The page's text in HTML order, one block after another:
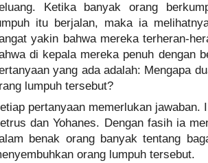
Ketika banyak orang
itu berjalan, maka ia
yakin bahwa mereka terheran-
di kepala mereka penuh dengan
yang ada adalah: Mengapa
lumpuh tersebut?
pertanyaan memerlukan jawaban.
dan Yohanes. Dengan fasih ia
benak orang banyak tentang
orang lumpuh tersebut.